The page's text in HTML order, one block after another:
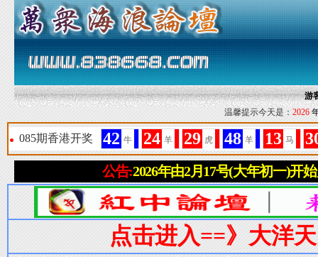
游
温馨提示今天是： 2026